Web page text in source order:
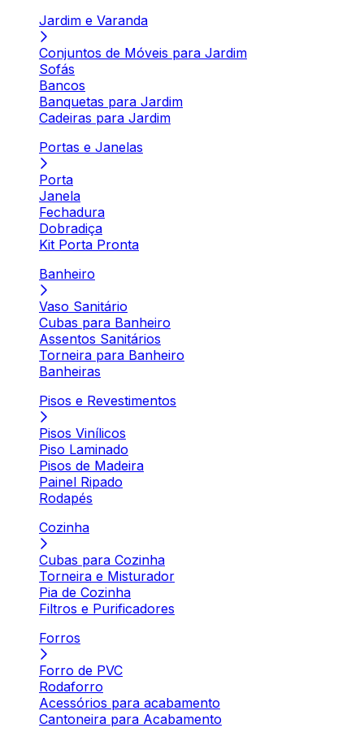
Jardim e Varanda
Conjuntos de Móveis para Jardim
Sofás
Bancos
Banquetas para Jardim
Cadeiras para Jardim
Portas e Janelas
Porta
Janela
Fechadura
Dobradiça
Kit Porta Pronta
Banheiro
Vaso Sanitário
Cubas para Banheiro
Assentos Sanitários
Torneira para Banheiro
Banheiras
Pisos e Revestimentos
Pisos Vinílicos
Piso Laminado
Pisos de Madeira
Painel Ripado
Rodapés
Cozinha
Cubas para Cozinha
Torneira e Misturador
Pia de Cozinha
Filtros e Purificadores
Forros
Forro de PVC
Rodaforro
Acessórios para acabamento
Cantoneira para Acabamento